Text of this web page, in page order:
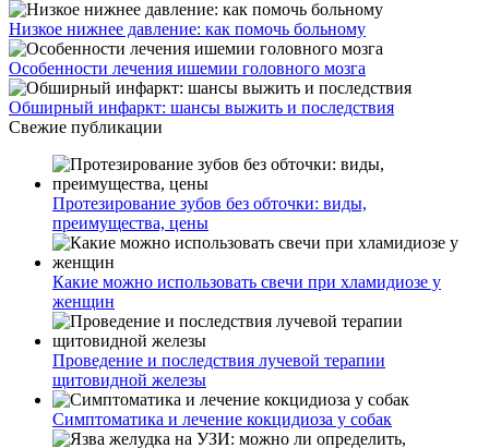
Низкое нижнее давление: как помочь больному
Особенности лечения ишемии головного мозга
Обширный инфаркт: шансы выжить и последствия
Свежие публикации
Протезирование зубов без обточки: виды,
преимущества, цены
Какие можно использовать свечи при хламидиозе у
женщин
Проведение и последствия лучевой терапии
щитовидной железы
Симптоматика и лечение кокцидиоза у собак